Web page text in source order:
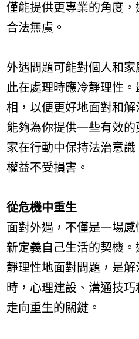
僅能提供更專業的角度
合法無虞。
外遇問題可能對個人和
此在處理時應冷靜理性
相，以便更好地面對和
能夠為你提供一些有效
家在行動中保持法治意
權益不受損害。
從危機中重生
面對外遇，不僅是一場
新定義自己生活的契機
靜理性地面對問題，是
時，心理建設、溝通技
走向重生的關鍵。